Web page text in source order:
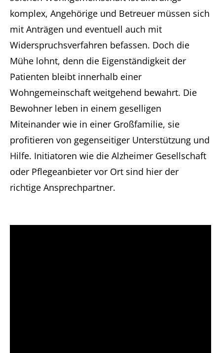
komplex, Angehörige und Betreuer müssen sich
mit Anträgen und eventuell auch mit
Widerspruchsverfahren befassen. Doch die
Mühe lohnt, denn die Eigenständigkeit der
Patienten bleibt innerhalb einer
Wohngemeinschaft weitgehend bewahrt. Die
Bewohner leben in einem geselligen
Miteinander wie in einer Großfamilie, sie
profitieren von gegenseitiger Unterstützung und
Hilfe. Initiatoren wie die Alzheimer Gesellschaft
oder Pflegeanbieter vor Ort sind hier der
richtige Ansprechpartner.